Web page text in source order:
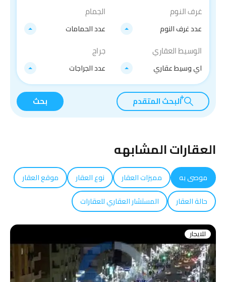
غرف النوم
عدد غرف النوم
الجمام
عدد الحمامات
الوسيط العقاري
اي وسيط عقاري
جراج
عدد الجراجات
البحث المتقدم بحث
العقارات المشابهه
موصى به مميزات العقار نوع العقار
موقع العقار
حالة العقار
المستشار العقاري للعقارات
للايجار